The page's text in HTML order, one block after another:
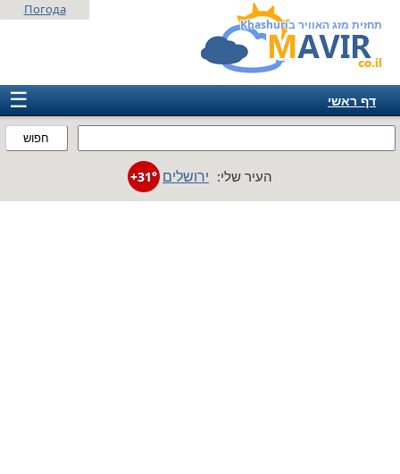
תחזית מזג האוויר בKhashuri
חפוש
Погода
☰
דף ראשי
אמריקה
העיר שלי: ירושלים +31°